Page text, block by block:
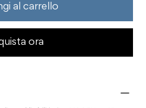
al carrello
ora